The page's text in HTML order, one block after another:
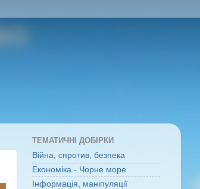
ТЕМАТИЧНІ ДОБІРКИ
Війна, спротив, безпека
Економіка - Чорне море
Інформація, маніпуляції